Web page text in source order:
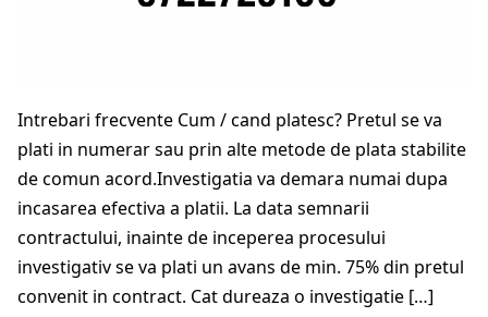
Intrebari frecvente Cum / cand platesc? Pretul se va
plati in numerar sau prin alte metode de plata stabilite
de comun acord.Investigatia va demara numai dupa
incasarea efectiva a platii. La data semnarii
contractului, inainte de inceperea procesului
investigativ se va plati un avans de min. 75% din pretul
convenit in contract. Cat dureaza o investigatie […]